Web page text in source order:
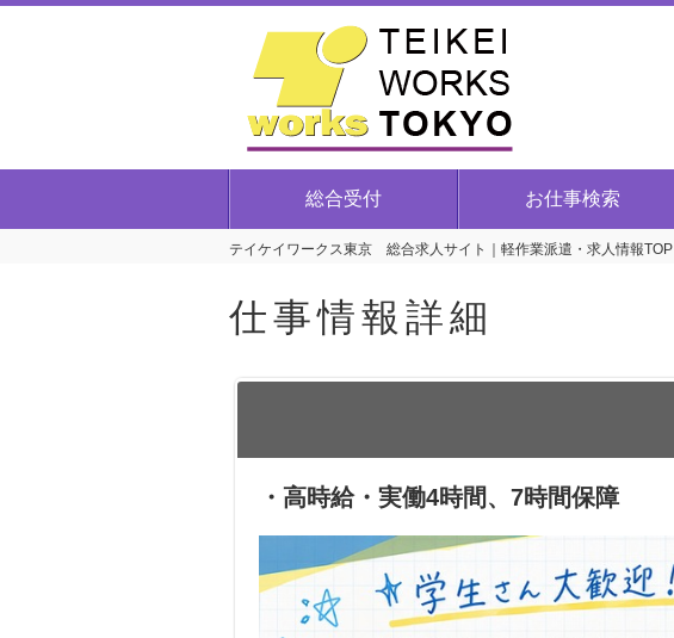
総合受付 お仕事検索
テイケイワークス東京 総合求人サイト｜軽作業派遣・求人情報TOP
仕事情報詳細
・高時給・実働4時間、7時間保障